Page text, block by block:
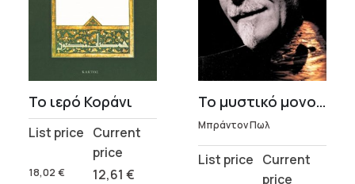
Το ιερό Κοράνι
18,02 €
Original
was:
12,61 €
Current
is:
Το μυστικό μονοπάτι
Μπράντον Πωλ
Original
Current